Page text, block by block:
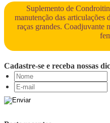
Suplemento de
manutenção das articulações
raças grandes. Coadjuvante
Cadastre-se e receba nossas